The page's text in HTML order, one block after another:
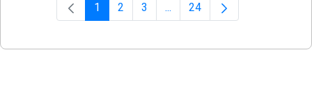
Página
1 Página
2 Página
3 ...Páginas intermediárias Usar
Página
24